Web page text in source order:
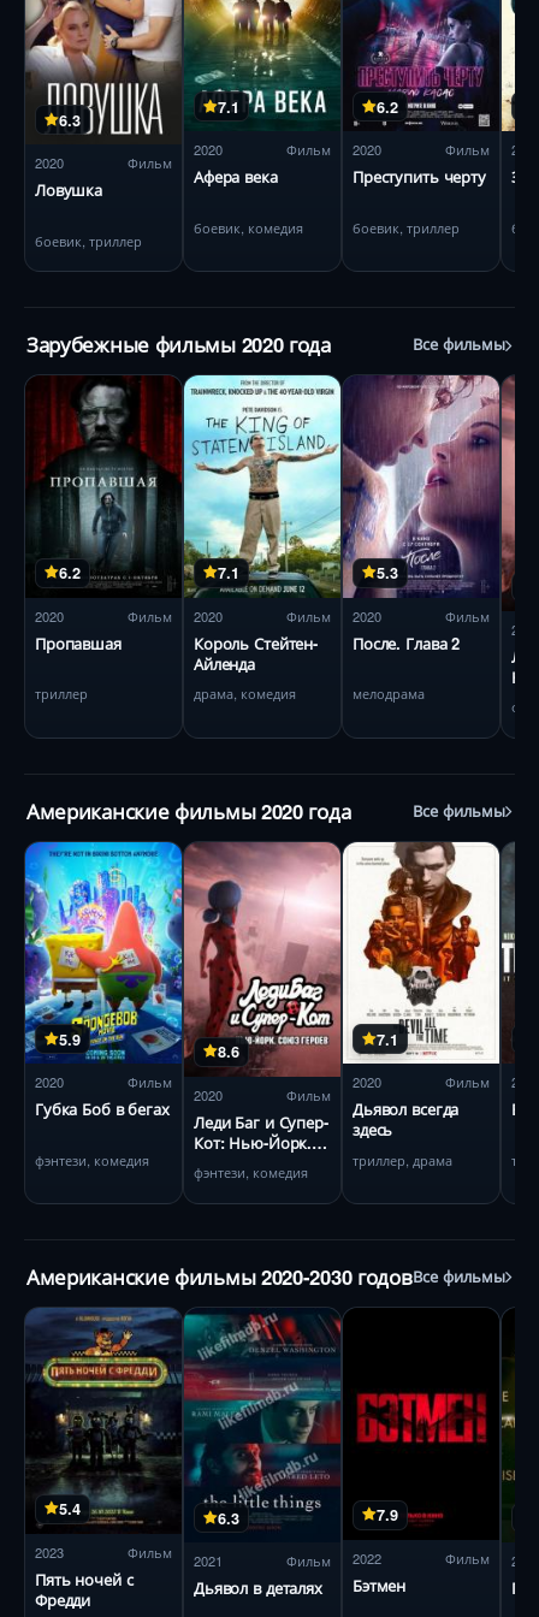
6.3
2020 Фильм
Ловушка
боевик, триллер
7.1
2020 Фильм
Афера века
боевик, комедия
6.2
2020 Фильм
Преступить черту
боевик, триллер
2020
Зарубежные фильмы 2020 года Все фильмы
6.2
2020 Фильм
Пропавшая
триллер
7.1
2020 Фильм
Король Стейтен-
Айленда
драма, комедия
5.3
2020 Фильм
После. Глава 2
мелодрама
2020
Американские фильмы 2020 года Все фильмы
5.9
2020 Фильм
Губка Боб в бегах
фэнтези, комедия
8.6
2020 Фильм
Леди Баг и Супер-
Кот: Нью-Йорк.
Союз героев
фэнтези, комедия
7.1
2020 Фильм
Дьявол всегда
здесь
триллер, драма
2020
Американские фильмы 2020-2030 годовВсе фильмы
5.4
2023 Фильм
Пять ночей с
Фредди
6.3
2021 Фильм
Дьявол в деталях
7.9
2022 Фильм
Бэтмен
2021